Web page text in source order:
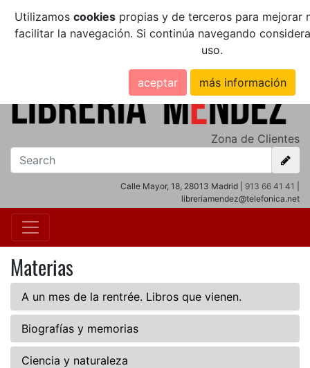
Utilizamos cookiespropias y de terceros para mejorar
facilitar la navegación. Si continúa navegando
uso.
aceptar más información
Zona de Clientes
Calle Mayor, 18, 28013 Madrid | 913 66 41 41
libreriamendez@telefonica.net
Materias
A un mes de la rentrée. Libros que vienen.
Biografías y memorias
Ciencia y naturaleza